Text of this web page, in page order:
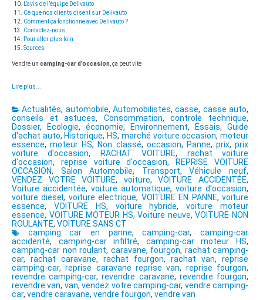
L’avis de l’équipe Delivauto
Ce que nos clients disent sur Delivauto
Comment ça fonctionne avec Delivauto ?
Contactez-nous
Pour aller plus loin
Sources
Vendre un camping-car d’occasion, ça peut vite
Lire plus...
Actualités, automobile,Automobilistes,casse, casse auto,
conseils et astuces, Consommation,controle technique,
Dossier, Ecologie, économie, Environnement, Essais, Guide
d'achat auto, Historique, HS, marché voiture occasion,moteur
essence,moteur HS, Non classé, occasion, Panne, prix, prix
voiture d'occasion, RACHAT VOITURE, rachat voiture
d'occasion, reprise voiture d'occasion,
REPRISE VOITURE
OCCASION, Salon Automobile, Transport,Véhicule neuf,
VENDEZ VOTRE VOITURE, voiture,VOITURE ACCIDENTÉE,
Voiture accidentée, voiture automatique, voiture d'occasion,
voiture diesel, voiture electrique, VOITURE EN PANNE,voiture
essence, VOITURE HS, voiture hybride,voiture moteur
essence, VOITURE MOTEUR HS,Voiture neuve,VOITURE NON
ROULANTE, VOITURE SANS CT
camping car en panne,camping-car,camping-car
accidenté, camping-car infiltré, camping-car moteur HS,
camping-car non roulant, caravane, fourgon, rachat camping-
car, rachat caravane, rachat fourgon, rachat van, reprise
camping-car,reprise caravane reprise van, reprise fourgon,
revendre camping-car,revendre caravane, revendre fourgon,
revendre van, van,vendez votre camping-car, vendre camping-
car, vendre caravane, vendre fourgon, vendre van